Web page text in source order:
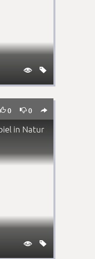
 
0 0 
in Natur
 